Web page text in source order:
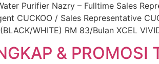
Purifier Nazry – Fulltime Sales
CUCKOO / Sales Representative
WHITE) RM 83/Bulan XCEL
& PROMOSI